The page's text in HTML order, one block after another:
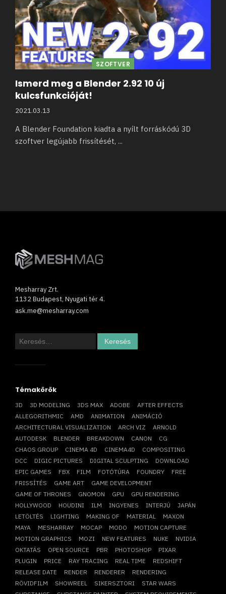
SZOFTVER
Ismerd meg a Blender 2.92 10 új
kulcsfunkcióját!
2021.03.13
A Blender Foundation kiadta a nyílt forráskódú 3D
szoftver legújabb frissítését, ...
Mesharray Zrt.
1132 Budapest, Nyugati tér 4.
ask.me@mesharray.com
Keresés:
Témakörök
3D 3D MODELING 3DS MAX ADOBE
AFTER EFFECTS
ALLEGORITHMIC
AMD ANIMATION
ANIMÁCIÓ
ARCHITECTURAL VISUALIZATION
ARCH VIZ
ARNOLD
AUTODESK
BLENDER BREAKDOWN CANON
CG
CHAOS GROUP
CINEMA 4D CINEMA4D
COMPOSITING
DCC
DIGIC PICTURES DIGITAL SCULPTING
DOWNLOAD
EPIC GAMES
FBX FILM FOTÓTÚRA FOUNDRY
FREE
FRISSÍTÉS
GAME ART
GAME DEVELOPMENT
GAME OF THRONES
GNOMON GPU
GPU RENDERING
HOLLYWOOD
HOUDINI ILM INGYENES INTERJÚ
JAPÁN
LETÖLTÉS
LIGHTING MAKING OF MATERIAL
MAXON
MAYA
MESHARRAY MOCAP MODO
MOTION CAPTURE
MOTION GRAPHICS
MOZI NEW FEATURES NUKE
NVIDIA
OKTATÁS
OPEN SOURCE PBR PHOTOSHOP
PIXAR
PLUGIN
PRICE RAY TRACING REAL TIME
REDSHIFT
RELEASE DATE
RENDER RENDERER
RENDERING
RÖVIDFILM
SHOWREEL SIKERSZTORI
STAR WARS